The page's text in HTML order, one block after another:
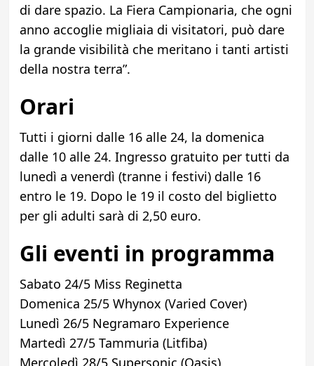
di dare spazio. La Fiera Campionaria, che ogni
anno accoglie migliaia di visitatori, può dare
la grande visibilità che meritano i tanti artisti
della nostra terra”.
Orari
Tutti i giorni dalle 16 alle 24, la domenica
dalle 10 alle 24. Ingresso gratuito per tutti da
lunedì a venerdì (tranne i festivi) dalle 16
entro le 19. Dopo le 19 il costo del biglietto
per gli adulti sarà di 2,50 euro.
Gli eventi in programma
Sabato 24/5 Miss Reginetta
Domenica 25/5 Whynox (Varied Cover)
Lunedì 26/5 Negramaro Experience
Martedì 27/5 Tammuria (Litfiba)
Mercoledì 28/5 Supersonic (Oasis)